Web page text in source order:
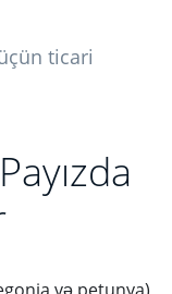
ticari